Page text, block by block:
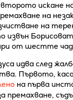
искане
на
на
от шестте
идва след
Първото,
на първа
премахване,